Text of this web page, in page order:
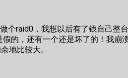
个raid0，我想以后有了钱自己整
的，还有一个还是坏了的！我
地比较大。